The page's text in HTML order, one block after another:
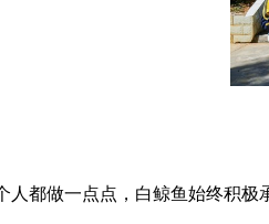
人都做一点点，白鲸鱼始终积